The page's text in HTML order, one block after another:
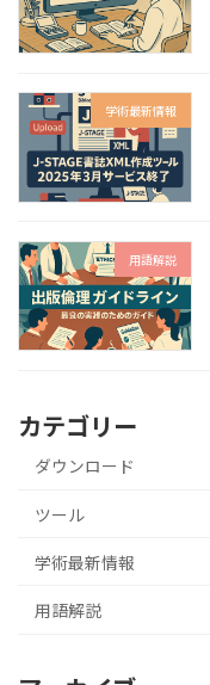
学術最新情報
用語解説
カテゴリー
ダウンロード
ツール
学術最新情報
用語解説